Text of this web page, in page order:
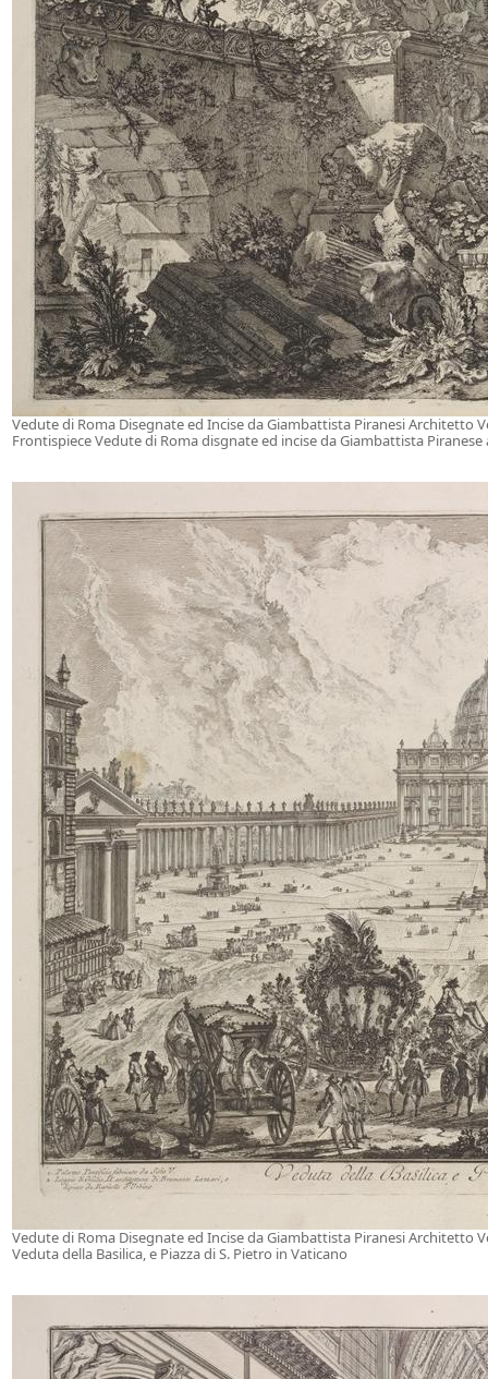
Vedute di Roma Disegnate ed Incise da Giambattista Piranesi Architetto
Frontispiece Vedute di Roma disgnate ed incise da Giambattista
Vedute di Roma Disegnate ed Incise da Giambattista Piranesi Architetto
Veduta della Basilica, e Piazza di S. Pietro in Vaticano